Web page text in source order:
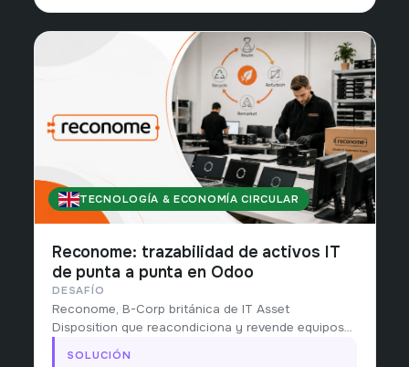
REINO UNIDO
TECNOLOGÍA & ECONOMÍA CIRCULAR
Reconome: trazabilidad de activos IT
de punta a punta en Odoo
DESAFÍO
Reconome, B-Corp británica de IT Asset
Disposition que reacondiciona y revende equipos
del sector público (NHS, escuelas, councils),
operaba el ciclo de vida de cada activo con
SOLUCIÓN